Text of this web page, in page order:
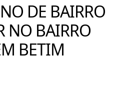
DE BAIRRO
NO BAIRRO
BETIM